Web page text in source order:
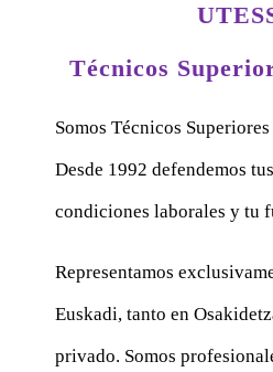
Técnicos
Somos Técnicos
Desde 1992 defendemos
condiciones laborales y tu
Representamos
Euskadi, tanto en
privado. Somos